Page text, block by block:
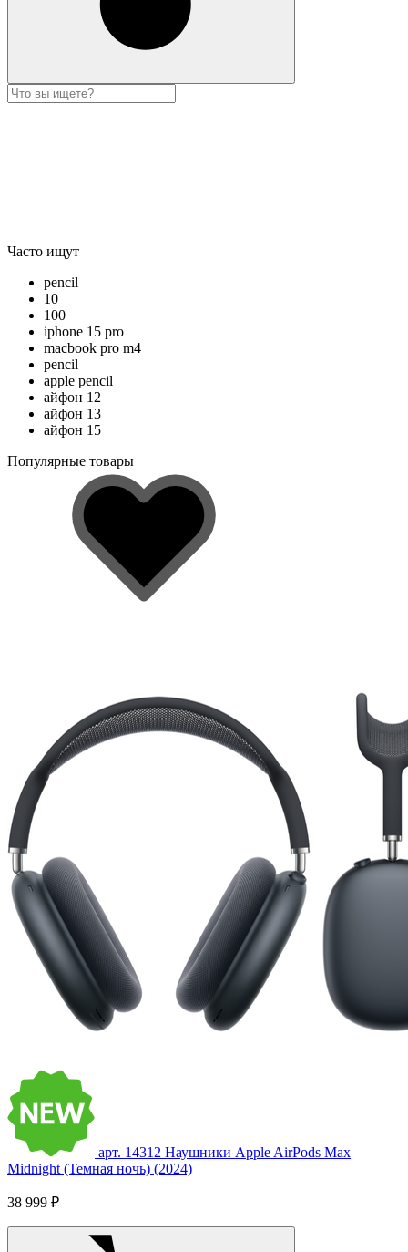
Часто ищут
pencil
10
100
iphone 15 pro
macbook pro m4
pencil
apple pencil
айфон 12
айфон 13
айфон 15
Популярные товары
арт. 14312 Наушники Apple AirPods Max
Midnight (Темная ночь) (2024)
38 999 ₽